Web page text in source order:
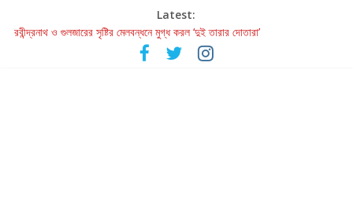
Latest:
রবীন্দ্রনাথ ও গুলজারের সৃষ্টির মেলবন্ধনে মুগ্ধ করল ‘দুই তারার দোতারা’
কলের গান থেকে রীলস্ — বাঙালির গান শোনার বিবর্তনের গল্প
জগন্নাথমঙ্গলম্ — বাংলায় প্রথমবার মঞ্চে এবার রথযাত্রার উদযাপন